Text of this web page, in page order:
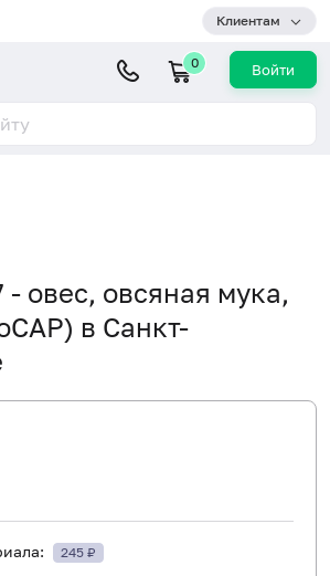
Клиентам
0 Войти
- овес, овсяная мука,
в Санкт-
245 ₽